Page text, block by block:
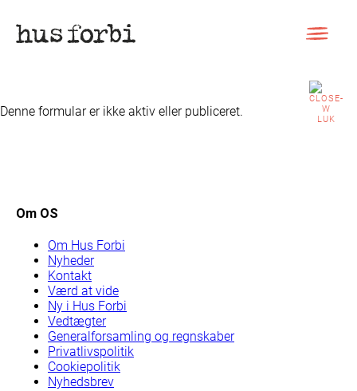
content
Denne formular er ikke aktiv eller publiceret.
Om OS
Om Hus Forbi
Nyheder
Kontakt
Værd at vide
Ny i Hus Forbi
Vedtægter
Generalforsamling og regnskaber
Privatlivspolitik
Cookiepolitik
Nyhedsbrev
LUK